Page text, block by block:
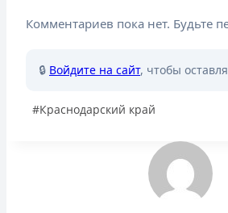
Комментариев пока нет. Будьте
🔒 Войдите на сайт, чтобы
Метки
#Краснодарский край